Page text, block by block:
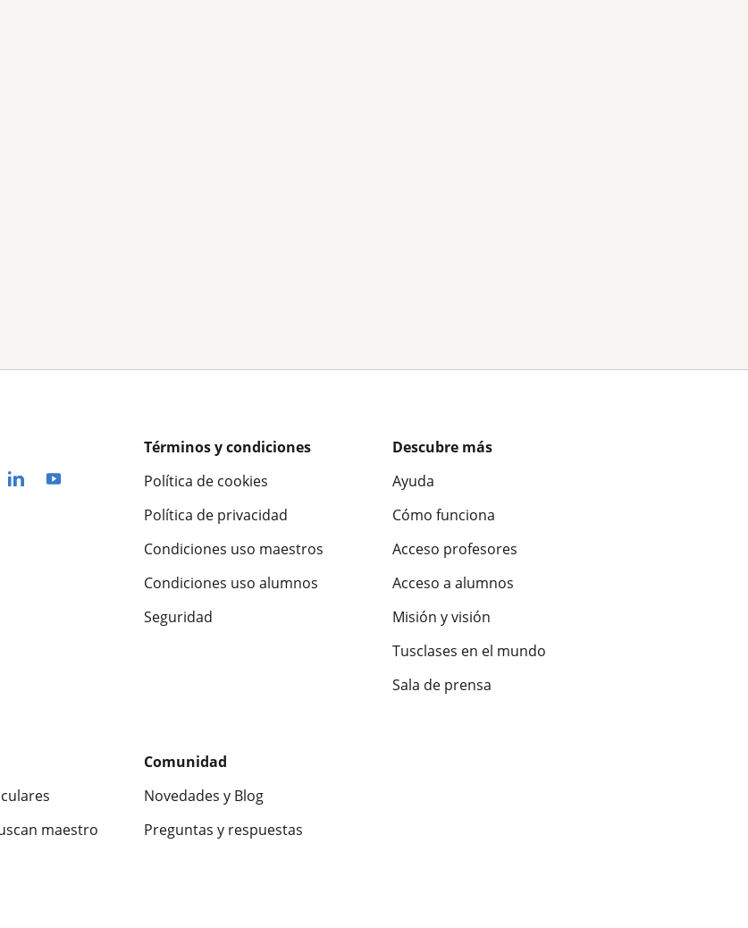
Términos y condiciones
Política de cookies
Política de privacidad
Condiciones uso maestros
Condiciones uso alumnos
Seguridad
Descubre más
Ayuda
Cómo funciona
Acceso profesores
Acceso a alumnos
Misión y visión
Tusclases en el mundo
Sala de prensa
maestro
Comunidad
Novedades y Blog
Preguntas y respuestas